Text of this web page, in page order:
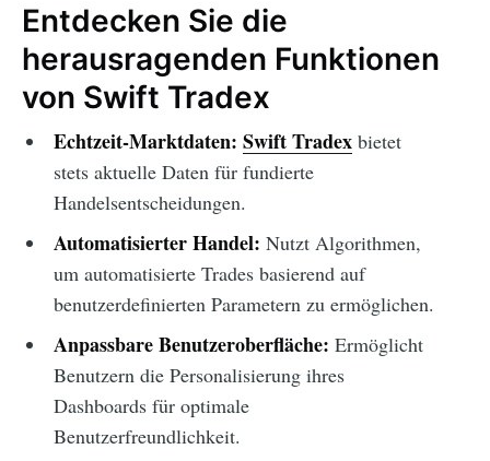
Entdecken Sie die
herausragenden Funktionen
von Swift Tradex
Echtzeit-Marktdaten: Swift Tradexbietet
stets aktuelle Daten für fundierte
Handelsentscheidungen.
Automatisierter Handel: Nutzt Algorithmen,
um automatisierte Trades basierend auf
benutzerdefinierten Parametern zu ermöglichen.
Anpassbare Benutzeroberfläche: Ermöglicht
Benutzern die Personalisierung ihres
Dashboards für optimale
Benutzerfreundlichkeit.